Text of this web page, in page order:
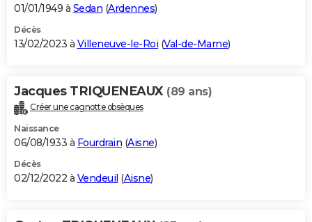
01/01/1949 à Sedan (Ardennes)
Décès
13/02/2023 à Villeneuve-le-Roi (Val-de-Marne)
Jacques TRIQUENEAUX (89 ans)
Créer une cagnotte obsèques
Naissance
06/08/1933 à Fourdrain (Aisne)
Décès
02/12/2022 à Vendeuil (Aisne)